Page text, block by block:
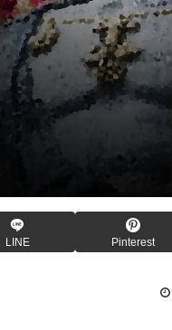
LINE Pinterest